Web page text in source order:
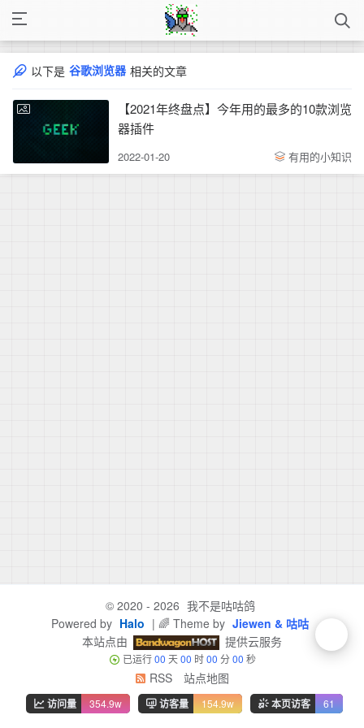
以下是 谷歌浏览器 相关的文章
【2021年终盘点】今年用的最多的10款浏览
器插件
2022-01-20 有用的小知识
© 2020 - 2026 我不是咕咕鸽
Powered by Halo | 🌈 Theme by Jiewen & 咕咕
本站点由
提供云服务
已运行00 天00 时00 分00 秒
RSS 站点地图
访问量 354.9w 访客量 154.9w 本页访客 61